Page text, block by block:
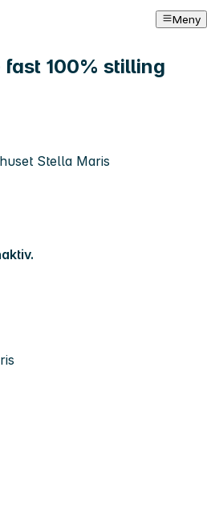
Meny
100% stilling
Stella Maris